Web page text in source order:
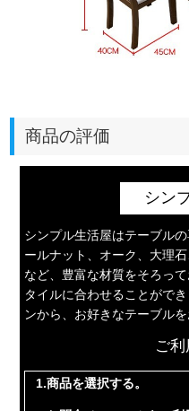
商品の評価
シン
シンプル生活屋はテーブル
ールナット、オーク、大理
など、豊富な材質をそろっ
タイルに合わせることがで
ンから、お好きなテーブルを
ご
1.商品を選択する。